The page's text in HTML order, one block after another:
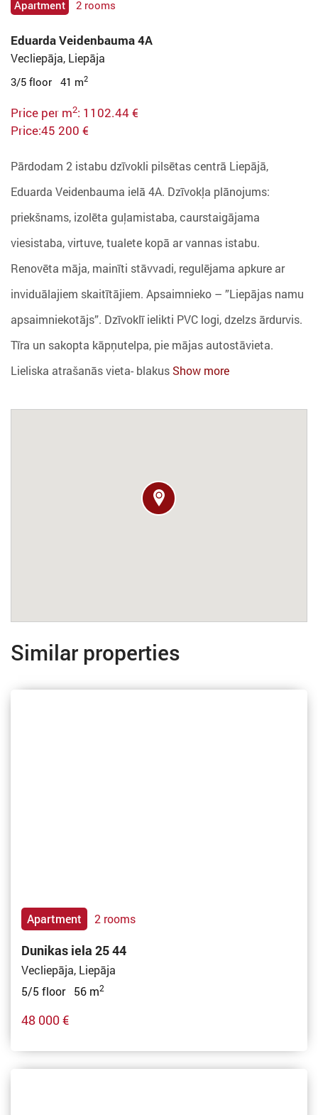
Apartment 2 rooms
Eduarda Veidenbauma 4A
Vecliepāja, Liepāja
3/5 floor 41 m2
Price per m2: 1102.44 €
Price:45 200 €
Pārdodam 2 istabu dzīvokli pilsētas centrā Liepājā,
Eduarda Veidenbauma ielā 4A. Dzīvokļa plānojums:
priekšnams, izolēta guļamistaba, caurstaigājama
viesistaba, virtuve, tualete kopā ar vannas istabu.
Renovēta māja, mainīti stāvvadi, regulējama apkure ar
inviduālajiem skaitītājiem. Apsaimnieko – ”Liepājas namu
apsaimniekotājs”. Dzīvoklī ielikti PVC logi, dzelzs ārdurvis.
Tīra un sakopta kāpņutelpa, pie mājas autostāvieta.
Lieliska atrašanās vieta- blakus Show more
Similar properties
Apartment 2 rooms
Dunikas iela 25 44
Vecliepāja, Liepāja
5/5 floor 56 m2
48 000 €